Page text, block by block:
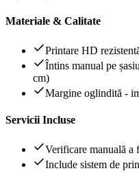
Materiale & Calitate
Printare HD
Întins manual pe
cm)
Margine oglindită -
Servicii Incluse
Verificare manuală a
Include sistem de